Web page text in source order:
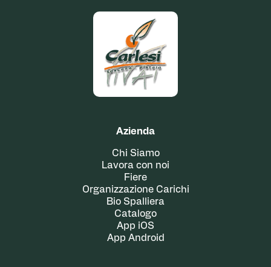
Azienda
Chi Siamo
Lavora con noi
Fiere
Organizzazione Carichi
Bio Spalliera
Catalogo
App iOS
App Android